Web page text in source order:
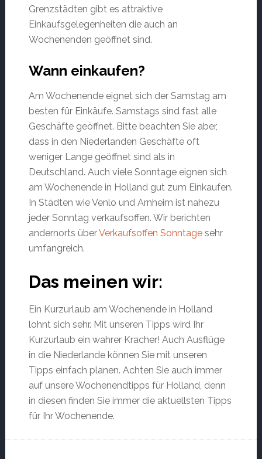
Grenzstädten gibt es attraktive
Einkaufsgelegenheiten die auch an
Wochenenden geöffnet sind.
Wann einkaufen?
Am Wochenende eignet sich der Samstag am
besten für Einkäufe. Samstags sind fast alle
Geschäfte geöffnet. Bitte beachten Sie aber,
dass in den Niederlanden Geschäfte oft
weniger Lange geöffnet sind als in
Deutschland. Auch viele Sonntage eignen sich
am Wochenende in Holland gut zum Einkaufen.
In Städten wie Venlo und Arnheim ist nahezu
jeder Sonntag verkaufsoffen. Wir berichten
andernorts überVerkaufsoffen Sonntagesehr
umfangreich.
Das meinen wir:
Ein Kurzurlaub am Wochenende in Holland
lohnt sich sehr. Mit unseren Tipps wird Ihr
Kurzurlaub ein wahrer Kracher! Auch Ausflüge
in die Niederlande können Sie mit unseren
Tipps einfach planen. Achten Sie auch immer
auf unsere Wochenendtipps für Holland, denn
in diesen finden Sie immer die aktuellsten Tipps
für Ihr Wochenende.